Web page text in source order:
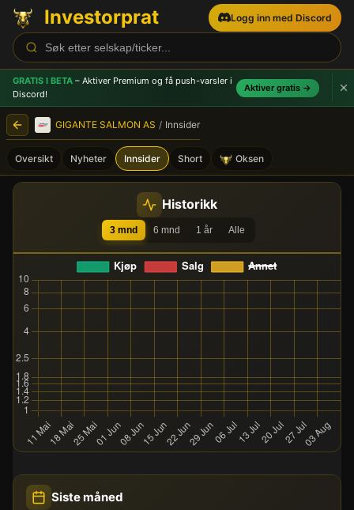
Investorprat Logg inn med Discord
GRATIS I BETA – Aktiver Premium og få push-varsler i
Discord!
Aktiver gratis →
GIGANTE SALMON AS / Innsider
Oversikt Nyheter Innsider Short Oksen
GIGANTE SALMON AS
Siste måned
Historikk
3 mnd 6 mnd 1 år Alle